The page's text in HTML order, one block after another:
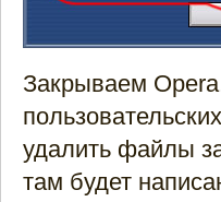
Закрываем
удалить файлы
там будет